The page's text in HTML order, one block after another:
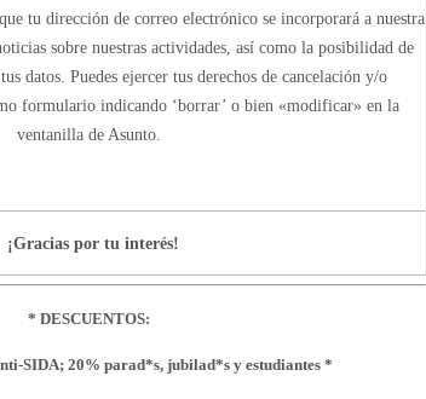
tu dirección de correo electrónico se incorporará a nuestra
sobre nuestras actividades, así como la posibilidad de
datos. Puedes ejercer tus derechos de cancelación y/o
formulario indicando ‘borrar’ o bien «modificar» en la
ventanilla de Asunto.
¡Gracias por tu interés!
* DESCUENTOS:
SIDA; 20% parad*s, jubilad*s y estudiantes *